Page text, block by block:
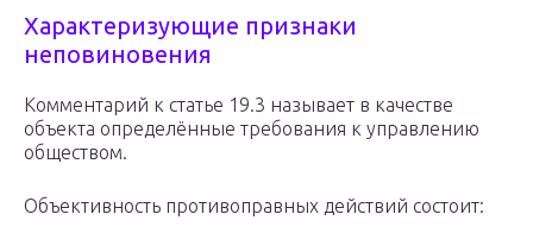
Характеризующие признаки
неповиновения
Комментарий к статье 19.3 называет в качестве
объекта определённые требования к управлению
обществом.
Объективность противоправных действий состоит: